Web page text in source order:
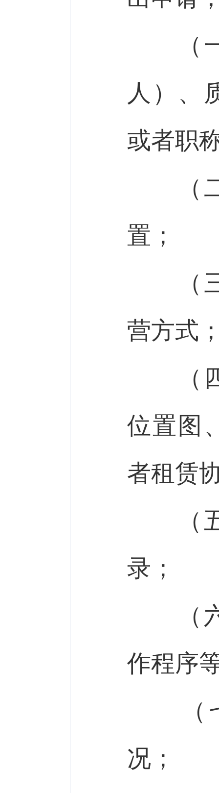
（一
人）、
或者职
（二
置；
（三
营方式
（四
位置图
者租赁
（五
录；
（六
作程序
（七
况；